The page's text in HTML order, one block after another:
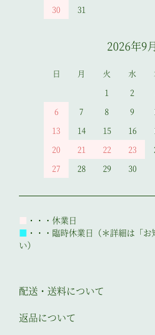
30
31
2026年9
日 月 火 水
1
2
6
7 8 9
13
14 15 16
20
21 22 23
27
28 29 30
■ ・・・休業日
■ ・・・臨時休業日（＊詳細は「
い）
配送・送料について
返品について